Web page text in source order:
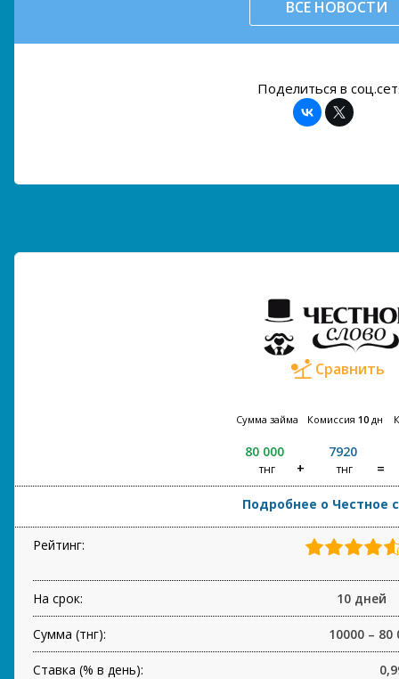
ВСЕ НОВОСТИ
Поделиться в
Сравнить
Сумма займа
80 000
тнг
Комиссия 10дн
7920
тнг
Подробнее о Честное
Рейтинг:
На срок: 10 дней
Сумма (тнг): 10000 – 80
Ставка (% в день):